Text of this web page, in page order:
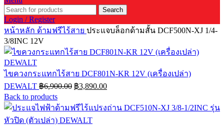
Search
Login / Register
หน้าหลัก ด้ามฟรีไร้สาย ประแจบล็อกด้ามสั้น DCF500N-XJ 1/4-
3/8INC 12V
ไขควงกระแทกไร้สาย DCF801N-KR 12V (เครื่องเปล่า)
DEWALT ฿6,900.00 Original
price
was:
฿6,900.00.
฿3,890.00Current
price
฿3,890.00.
Back to products